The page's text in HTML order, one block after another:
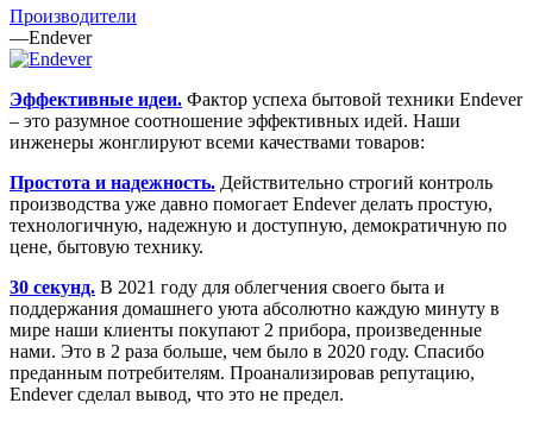
Производители
—Endever
Эффективные идеи. Фактор успеха бытовой техники Endever
– это разумное соотношение эффективных идей. Наши
инженеры жонглируют всеми качествами товаров:
Простота и надежность. Действительно строгий контроль
производства уже давно помогает Endever делать простую,
технологичную, надежную и доступную, демократичную по
цене, бытовую технику.
30 секунд. В 2021 году для облегчения своего быта и
поддержания домашнего уюта абсолютно каждую минуту в
мире наши клиенты покупают 2 прибора, произведенные
нами. Это в 2 раза больше, чем было в 2020 году. Спасибо
преданным потребителям. Проанализировав репутацию,
Endever сделал вывод, что это не предел.